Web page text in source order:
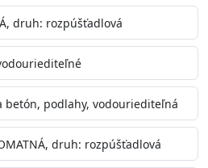
alebo striekacou pištoľou
30-60min./23°C po
3-
ďalšiu vrstvu náteru.
na poveternostných
a nižšou
predlžuje.
druh: rozpúšťadlová
betón, podlahy, vodouriediteľná
druh: rozpúšťadlová